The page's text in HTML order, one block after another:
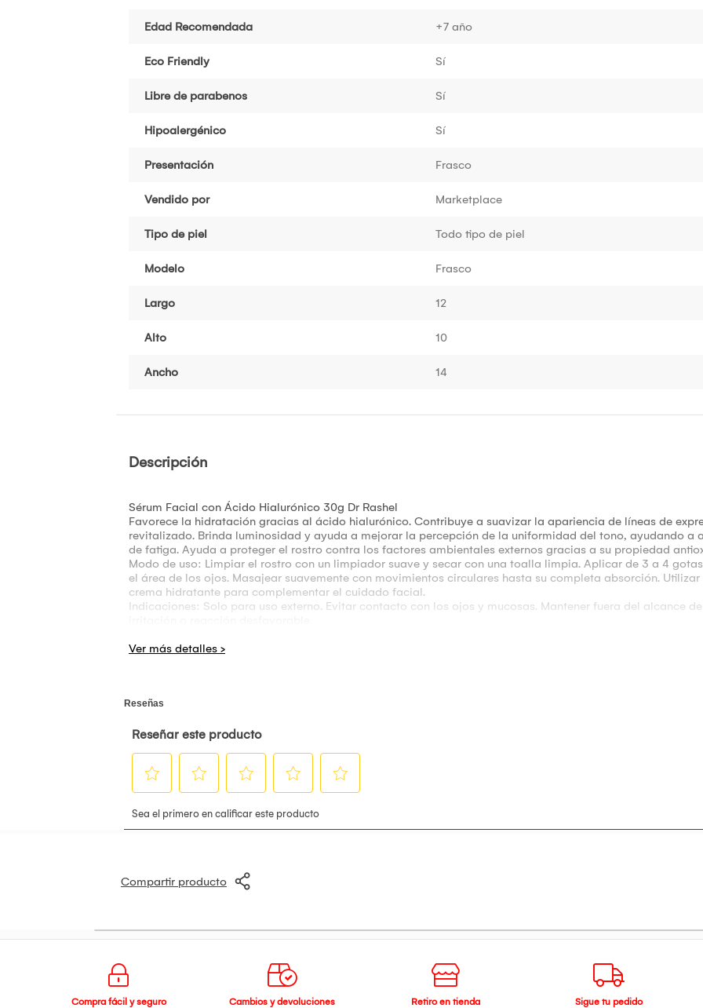
Edad Recomendada +7 año
Eco Friendly Sí
Libre de parabenos Sí
Hipoalergénico Sí
Presentación Frasco
Vendido por Marketplace
Tipo de piel Todo tipo de piel
Modelo Frasco
Largo 12
Alto 10
Ancho 14
Descripción
Sérum Facial con Ácido Hialurónico 30g Dr Rashel
Favorece la hidratación gracias al ácido hialurónico. Contribuye a suavizar la apariencia de líneas de
revitalizado. Brinda luminosidad y ayuda a mejorar la percepción de la uniformidad del tono, ayudando a
de fatiga. Ayuda a proteger el rostro contra los factores ambientales externos gracias a su propiedad
Modo de uso: Limpiar el rostro con un limpiador suave y secar con una toalla limpia. Aplicar de 3 a 4
el área de los ojos. Masajear suavemente con movimientos circulares hasta su completa absorción.
crema hidratante para complementar el cuidado facial.
Indicaciones: Solo para uso externo. Evitar contacto con los ojos y mucosas. Mantener fuera del alcance
Compartir producto
Compra fácil y seguro
Cambios y devoluciones
Retiro en tienda
Sigue tu pedido